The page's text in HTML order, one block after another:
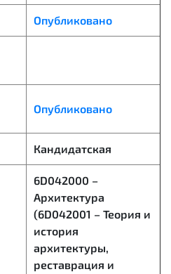
Опубликовано
Опубликовано
Кандидатская
6D042000 –
Архитектура
(6D042001 – Теория и
история
архитектуры,
реставрация и